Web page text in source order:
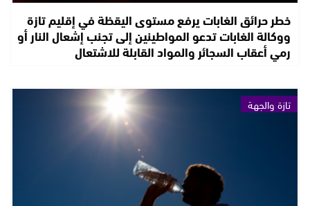
خطر حرائق الغابات يرفع مستوى اليقظة في إقليم تازة
ووكالة الغابات تدعو المواطينين إلى تجنب إشعال النار أو
رمي أعقاب السجائر والمواد القابلة للاشتعال
تازة والجهة